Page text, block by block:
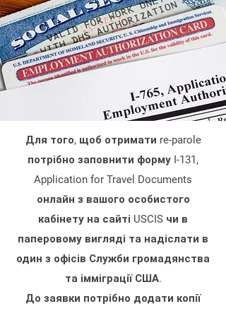
Для того, щоб отримати re-parole
потрібно заповнити форму I-131,
Application for Travel Documents
онлайн з вашого особистого
кабінету на сайті USCIS чи в
паперовому вигляді та надіслати в
один з офісів Служби громадянства
та імміграції США.
До заявки потрібно додати копії